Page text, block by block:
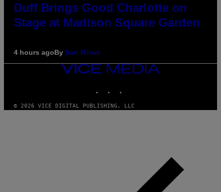
Duff Brings Good Charlotte on
Stage at Madison Square Garden
4 hours agoBy Dan Milam
VICE
MEDIA
© 2026 VICE DIGITAL PUBLISHING, LLC